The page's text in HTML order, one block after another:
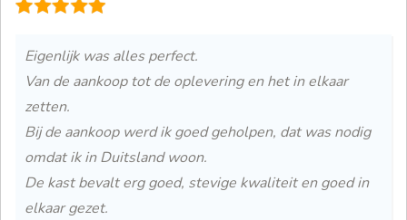
Eigenlijk was alles perfect.
Van de aankoop tot de oplevering en het in elkaar
zetten.
Bij de aankoop werd ik goed geholpen, dat was nodig
omdat ik in Duitsland woon.
De kast bevalt erg goed, stevige kwaliteit en goed in
elkaar gezet.